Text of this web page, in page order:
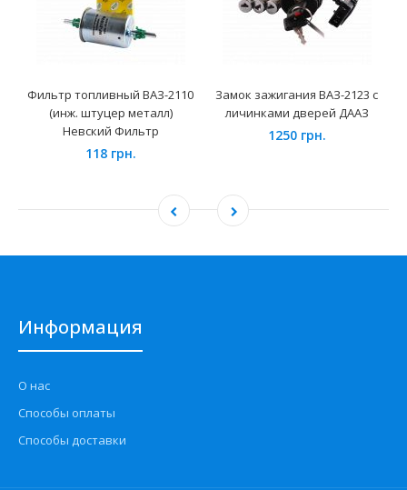
Фильтр топливный ВАЗ-2110
(инж. штуцер металл)
Невский Фильтр
118 грн.
Замок зажигания ВАЗ-2123 с
личинками дверей ДААЗ
1250 грн.
Информация
О нас
Способы оплаты
Способы доставки